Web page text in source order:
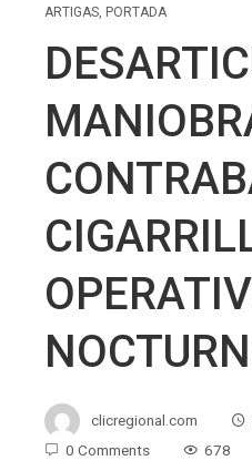
ARTIGAS, PORTADA
clicregional.com
0 Comments
678